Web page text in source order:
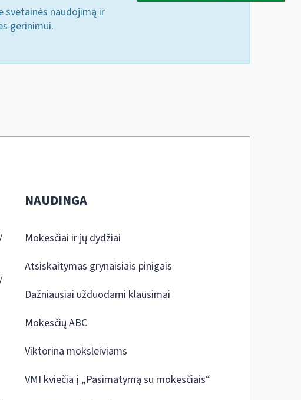
svetainės naudojimą ir
gerinimui.
NAUDINGA
Mokesčiai ir jų dydžiai
Atsiskaitymas grynaisiais pinigais
Dažniausiai užduodami klausimai
Mokesčių ABC
Viktorina moksleiviams
VMI kviečia į „Pasimatymą su mokesčiais“